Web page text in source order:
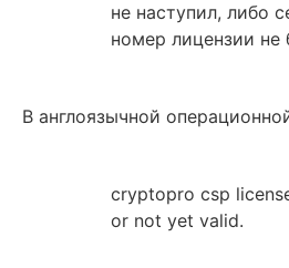
не наступил, либо
номер лицензии не
В англоязычной
cryptopro csp
or not yet valid.